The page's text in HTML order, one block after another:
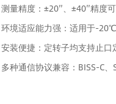
测量精度：±20″、±40″精度可
环境适应能力强：适用于-
安装便捷：定转子均支持止口
多种通信协议兼容：BISS-C、